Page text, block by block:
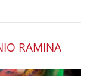
RAMINA